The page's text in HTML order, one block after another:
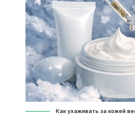
Как ухаживать за кожей